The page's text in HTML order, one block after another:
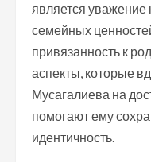
является уважение
семейных
привязанность к
аспекты, которые
Мусагалиева на
помогают ему
идентичность.